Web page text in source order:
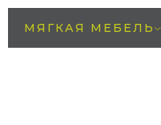
МЯГКАЯ МЕБЕЛЬ